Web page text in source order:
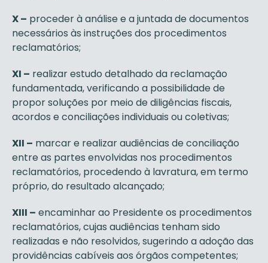
X – proceder à análise e a juntada de documentos
necessários às instruções dos procedimentos
reclamatórios;
XI – realizar estudo detalhado da reclamação
fundamentada, verificando a possibilidade de
propor soluções por meio de diligências fiscais,
acordos e conciliações individuais ou coletivas;
XII – marcar e realizar audiências de conciliação
entre as partes envolvidas nos procedimentos
reclamatórios, procedendo à lavratura, em termo
próprio, do resultado alcançado;
XIII – encaminhar ao Presidente os procedimentos
reclamatórios, cujas audiências tenham sido
realizadas e não resolvidos, sugerindo a adoção das
providências cabíveis aos órgãos competentes;